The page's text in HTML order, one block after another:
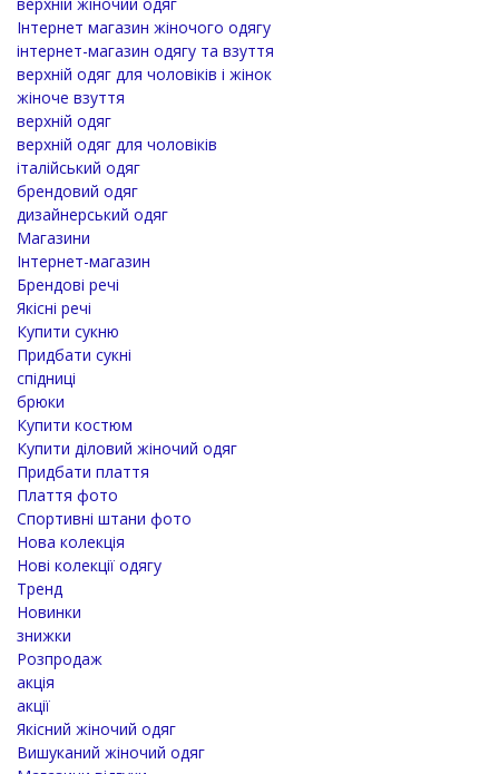
Інтернет магазин жіночого одягу
інтернет-магазин одягу та взуття
верхній одяг для чоловіків і жінок
жіноче взуття
верхній одяг
верхній одяг для чоловіків
італійський одяг
брендовий одяг
дизайнерський одяг
Магазини
Інтернет-магазин
Брендові речі
Якісні речі
Купити сукню
Придбати сукні
спідниці
брюки
Купити костюм
Купити діловий жіночий одяг
Придбати плаття
Плаття фото
Спортивні штани фото
Нова колекція
Нові колекції одягу
Тренд
Новинки
знижки
Розпродаж
акція
акції
Якісний жіночий одяг
Вишуканий жіночий одяг